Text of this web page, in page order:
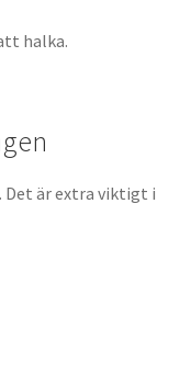
halka.
Det är extra viktigt i